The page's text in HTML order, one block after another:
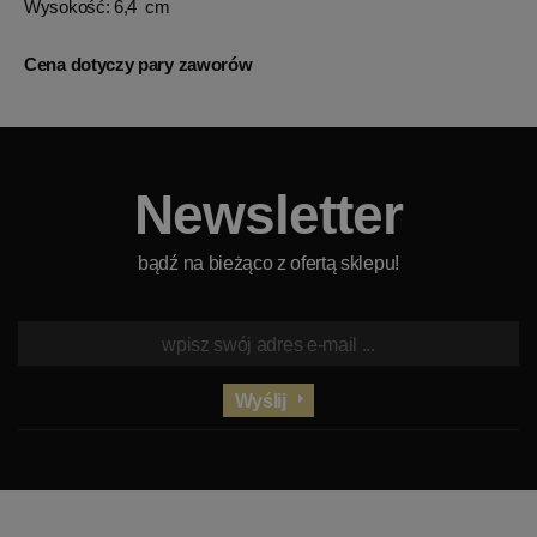
Wysokość: 6,4 cm
Cena dotyczy pary zaworów
Newsletter
bądź na bieżąco z ofertą sklepu!
Wyślij